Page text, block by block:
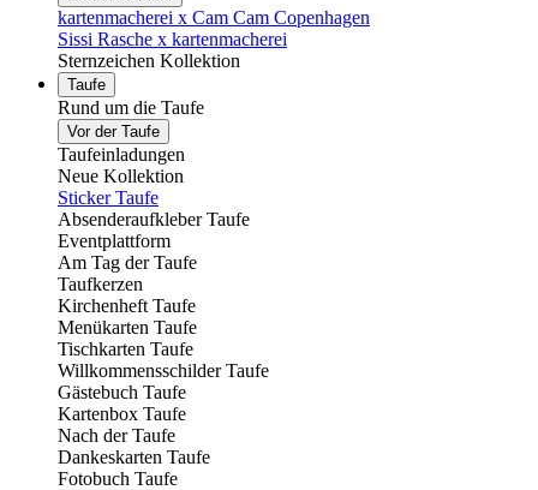
kartenmacherei x Cam Cam Copenhagen
Sissi Rasche x kartenmacherei
Sternzeichen Kollektion
Taufe
Rund um die Taufe
Vor der Taufe
Taufeinladungen
Neue Kollektion
Sticker Taufe
Absenderaufkleber Taufe
Eventplattform
Am Tag der Taufe
Taufkerzen
Kirchenheft Taufe
Menükarten Taufe
Tischkarten Taufe
Willkommensschilder Taufe
Gästebuch Taufe
Kartenbox Taufe
Nach der Taufe
Dankeskarten Taufe
Fotobuch Taufe